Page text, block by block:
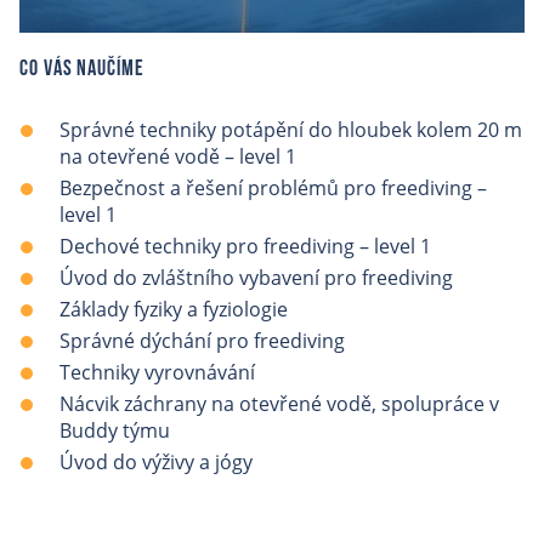
Co vás naučíme
Správné techniky potápění do hloubek kolem 20 m
na otevřené vodě –⁠ level 1
Bezpečnost a řešení problémů pro freediving –⁠
level 1
Dechové techniky pro freediving –⁠ level 1
Úvod do zvláštního vybavení pro freediving
Základy fyziky a fyziologie
Správné dýchání pro freediving
Techniky vyrovnávání
Nácvik záchrany na otevřené vodě, spolupráce v
Buddy týmu
Úvod do výživy a jógy